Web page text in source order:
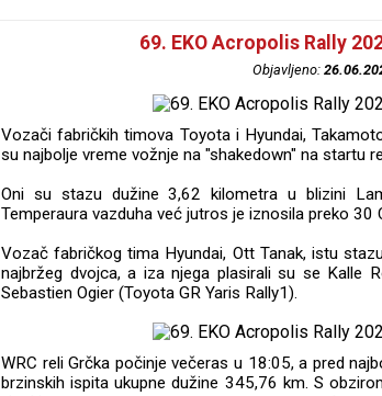
69. EKO Acropolis Rally
Objavljeno:
Vozači fabričkih timova Toyota i Hyundai,
su najbolje vreme vožnje na "shakedown" na startu
Oni su stazu dužine 3,62 kilometra u blizini
Temperaura vazduha već jutros je iznosila preko 30
Vozač fabričkog tima Hyundai, Ott Tanak, istu
najbržeg dvojca, a iza njega plasirali su se Kalle
Sebastien Ogier (Toyota GR Yaris Rally1).
WRC reli Grčka počinje večeras u 18:05, a pred
brzinskih ispita ukupne dužine 345,76 km. S